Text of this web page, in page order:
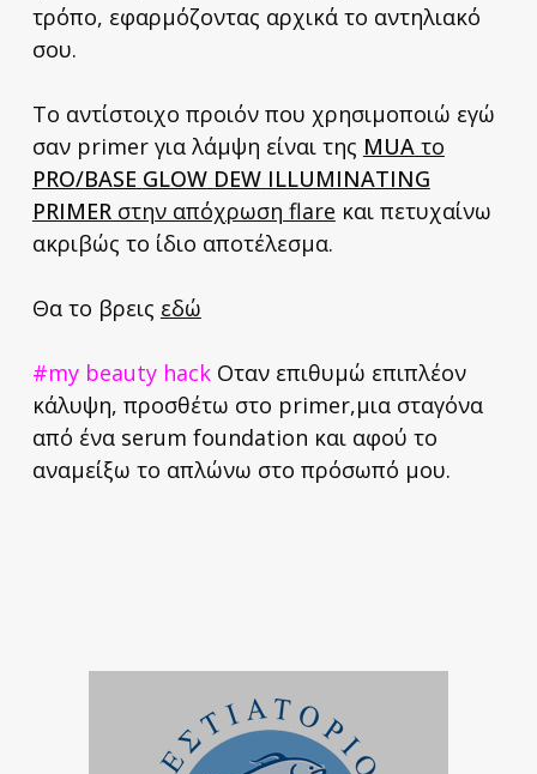
τρόπο, εφαρμόζοντας αρχικά το αντηλιακό
σου.
Το αντίστοιχο προιόν που χρησιμοποιώ εγώ
σαν primer για λάμψη είναι της MUA το
PRO/BASE GLOW DEW ILLUMINATING
PRIMERστην απόχρωση flare και πετυχαίνω
ακριβώς το ίδιο αποτέλεσμα.
Θα το βρεις εδώ
#my beauty hackΟταν επιθυμώ επιπλέον
κάλυψη, προσθέτω στο primer,μια σταγόνα
από ένα serum foundation και αφού το
αναμείξω το απλώνω στο πρόσωπό μου.